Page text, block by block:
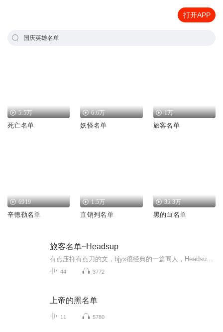
打开APP
国庆英雄名单
5.5万
死亡名单
6.6万
妖怪名单
1万
旅客名单
6919
辛德勒名单
1.5万
直销列名单
35.3万
黑的白名单
旅客名单~Headsup
44 3772
上帝的黑名单
11 5780